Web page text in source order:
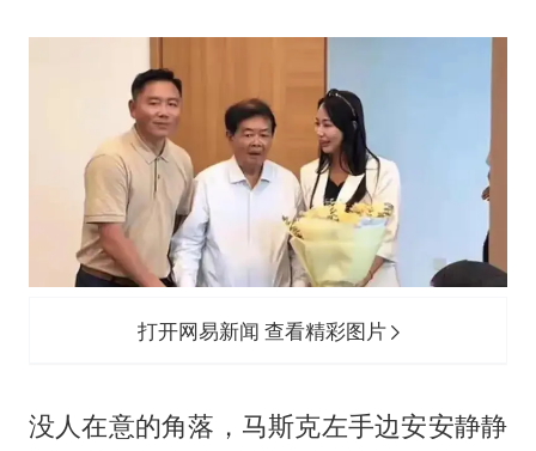
打开网易新闻 查看精彩图片
没人在意的角落，马斯克左手边安安静静